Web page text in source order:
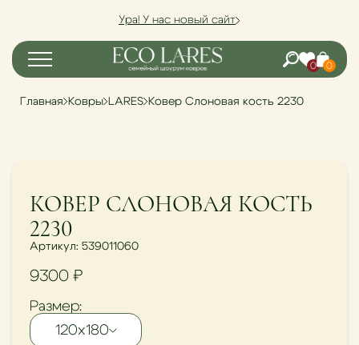
Ура! У нас новый сайт
0 0
Главная Ковры LARES Ковер Слоновая кость 2230
КОВЕР СЛОНОВАЯ КОСТЬ
2230
Артикул: 539011060
9300 ₽
Размер:
120х180